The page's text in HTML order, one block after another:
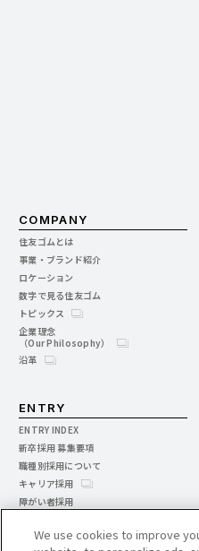
COMPANY
住友ゴムとは
事業・ブランド紹介
ロケーション
数字で見る住友ゴム
トピックス
企業理念
（Our Philosophy）
沿革
ENTRY
ENTRY INDEX
新卒採用 募集要項
職種別採用について
キャリア採用
障がい者採用
We use cookies to improve